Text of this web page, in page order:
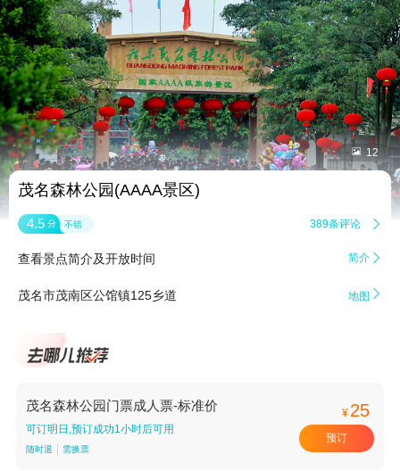
 12
茂名森林公园(AAAA景区)
4.5 分 不错 389条评论 
查看景点简介及开放时间 简介 
茂名市茂南区公馆镇125乡道 地图 
茂名森林公园门票成人票-标准价
可订明日,预订成功1小时后可用
随时退 需换票
¥ 25
预订
